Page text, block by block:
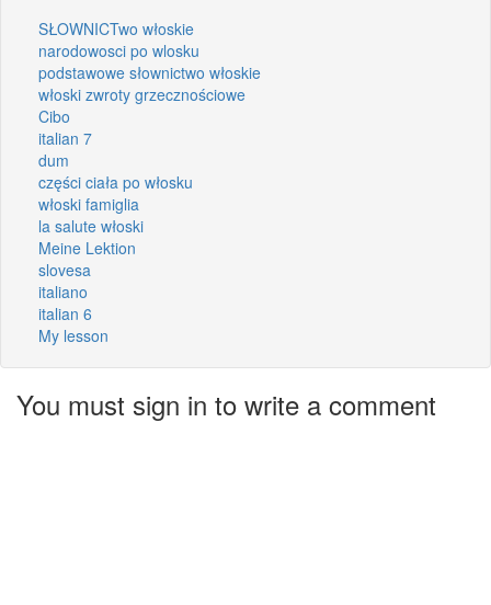
SŁOWNICTwo włoskie
narodowosci po wlosku
podstawowe słownictwo włoskie
włoski zwroty grzecznościowe
Cibo
italian 7
dum
części ciała po włosku
włoski famiglia
la salute włoski
Meine Lektion
slovesa
italiano
italian 6
My lesson
You must sign in to write a comment